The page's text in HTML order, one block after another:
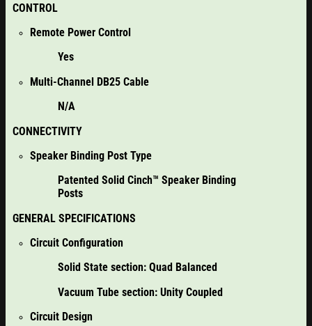
CONTROL
Remote Power Control
Yes
Multi-Channel DB25 Cable
N/A
CONNECTIVITY
Speaker Binding Post Type
Patented Solid Cinch™ Speaker Binding
Posts
GENERAL SPECIFICATIONS
Circuit Configuration
Solid State section: Quad Balanced
Vacuum Tube section: Unity Coupled
Circuit Design